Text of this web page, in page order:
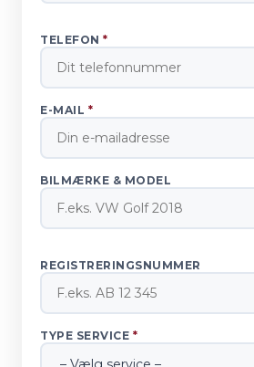
TELEFON *
E-MAIL *
BILMÆRKE & MODEL
REGISTRERINGSNUMMER
TYPE SERVICE *